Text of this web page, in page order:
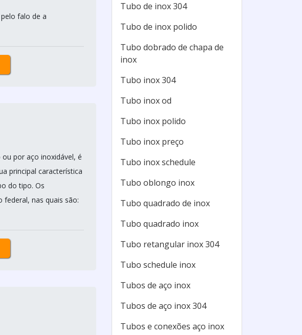
falo de a
por aço inoxidável, é
principal característica
do tipo. Os
nas quais são:
Tubo de inox 304
Tubo de inox polido
Tubo dobrado de chapa de
inox
Tubo inox 304
Tubo inox od
Tubo inox polido
Tubo inox preço
Tubo inox schedule
Tubo oblongo inox
Tubo quadrado de inox
Tubo quadrado inox
Tubo retangular inox 304
Tubo schedule inox
Tubos de aço inox
Tubos de aço inox 304
Tubos e conexões aço inox